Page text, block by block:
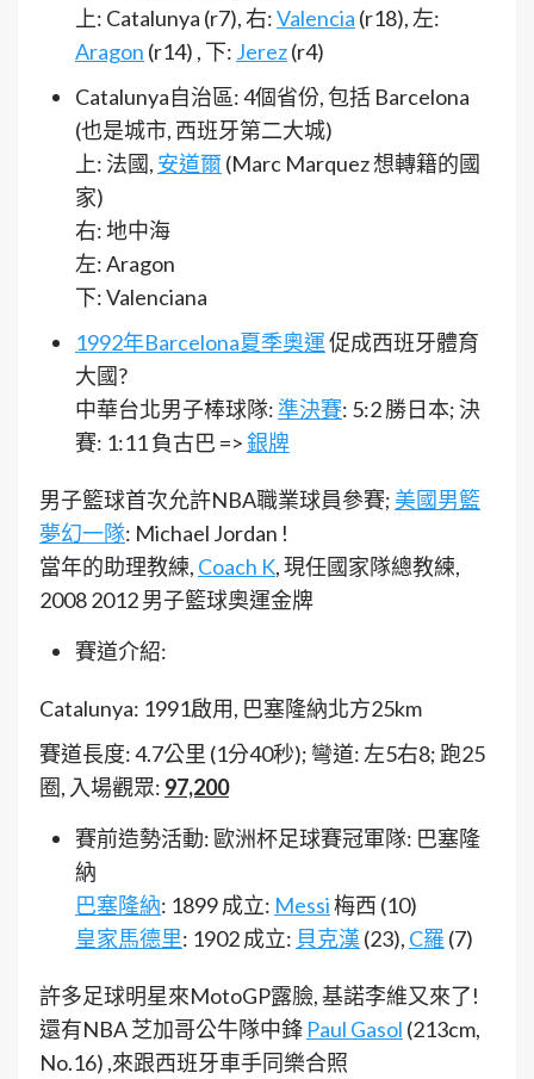
上: Catalunya (r7), 右:Valencia (r18), 左:
Aragon (r14) , 下: Jerez(r4)
Catalunya自治區: 4個省份, 包括 Barcelona
(也是城市, 西班牙第二大城)
上: 法國, 安道爾 (Marc Marquez 想轉籍的國
家)
右: 地中海
左: Aragon
下: Valenciana
1992年Barcelona夏季奧運促成西班牙體育
大國?
中華台北男子棒球隊: 準決賽: 5:2 勝日本; 決
賽: 1:11 負古巴 =>銀牌
男子籃球首次允許NBA職業球員參賽; 美國男籃
夢幻一隊: Michael Jordan !
當年的助理教練, Coach K, 現任國家隊總教練,
2008 2012 男子籃球奧運金牌
賽道介紹:
Catalunya: 1991啟用, 巴塞隆納北方25km
賽道長度: 4.7公里 (1分40秒); 彎道: 左5右8; 跑25
圈, 入場觀眾: 97,200
賽前造勢活動: 歐洲杯足球賽冠軍隊: 巴塞隆
納
巴塞隆納: 1899 成立: Messi梅西 (10)
皇家馬德里: 1902 成立: 貝克漢(23), C羅 (7)
許多足球明星來MotoGP露臉, 基諾李維又來了!
還有NBA 芝加哥公牛隊中鋒 Paul Gasol (213cm,
No.16) ,來跟西班牙車手同樂合照